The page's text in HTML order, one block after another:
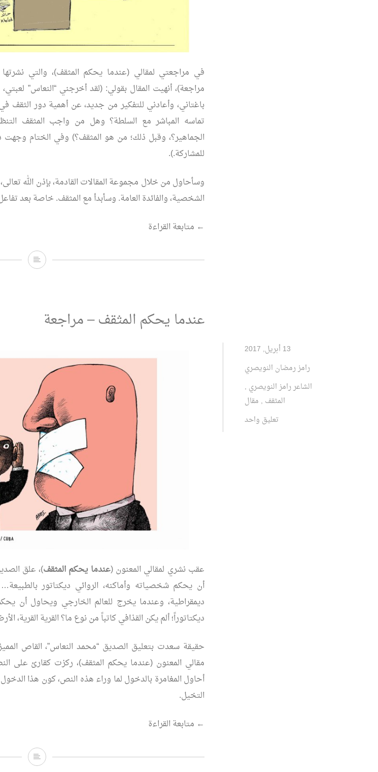
في مراجعتي لمقالي (عندما يحكم المثقف)، والتي
مراجعة)، أنهيت المقال بقولي: (لقد أخرجني “النعاس”
باغتاني، وأعادني للتفكير من جديد، عن أهمية دور الثقف
تماسه المباشر مع السلطة؟ وهل من واجب المثقف
الجماهير؟، وقبل ذلك؛ من هو المثقف؟) وفي الختام
للمشاركة.).
وسأحاول من خلال مجموعة المقالات القادمة، بإذن الله
الشخصية، والفائدة العامة. وسأبدأ مع المثقف. خاصة بعد
“المثقف..
هو؟”
← متابعة القراءة
المثقف..
عندما يحكم المثقف – مراجعة
13 أبريل, 2017
رامز رمضان النويصري
الشاعر رامز النويصري ,
المثقف , مقال
تعليق واحد
عقب نشري لمقالي المعنون (عندما يحكم المثقف)، علق
أن يحكم شخصياته وأماكنه، الروائي ديكتاتور
ديمقراطية، وعندما يخرج للعالم الخارجي ويحاول أن
ديكتاتوراً؛ ألم يكن القذافي كاتباً من نوع ما؟ القرية القرية،
حقيقة سعدت بتعليق الصديق “محمد النعاس”، القاص
مقالي المعنون (عندما يحكم المثقف)، ركزت كقارئ على
أحاول المغامرة بالدخول لما وراء هذه النص، كون هذا
التخيل.
“عندما
المثقف
← متابعة القراءة
عندما